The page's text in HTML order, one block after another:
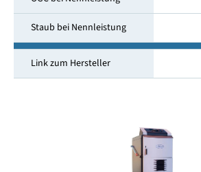
Staub bei Nennleistung
Link zum Hersteller